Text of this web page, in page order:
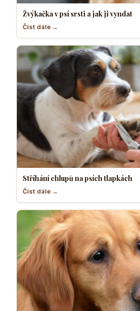
Žvýkačka v psí srsti a jak ji vyndat
Číst dále →
Stříhání chlupů na psích tlapkách
Číst dále →